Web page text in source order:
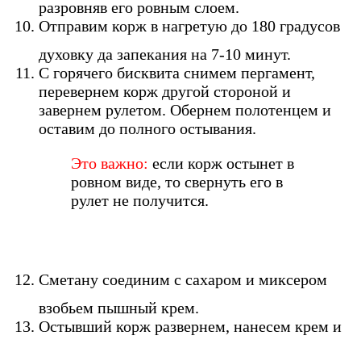
разровняв его ровным слоем.
Отправим корж в нагретую до 180 градусов
духовку да запекания на 7-10 минут.
С горячего бисквита снимем пергамент,
перевернем корж другой стороной и
завернем рулетом. Обернем полотенцем и
оставим до полного остывания.
Это важно: если корж остынет в
ровном виде, то свернуть его в
рулет не получится.
Сметану соединим с сахаром и миксером
взобьем пышный крем.
Остывший корж развернем, нанесем крем и